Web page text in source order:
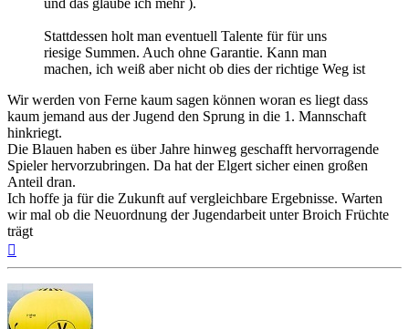
und das glaube ich mehr ).
Stattdessen holt man eventuell Talente für für uns
riesige Summen. Auch ohne Garantie. Kann man
machen, ich weiß aber nicht ob dies der richtige Weg ist
Wir werden von Ferne kaum sagen können woran es liegt dass
kaum jemand aus der Jugend den Sprung in die 1. Mannschaft
hinkriegt.
Die Blauen haben es über Jahre hinweg geschafft hervorragende
Spieler hervorzubringen. Da hat der Elgert sicher einen großen
Anteil dran.
Ich hoffe ja für die Zukunft auf vergleichbare Ergebnisse. Warten
wir mal ob die Neuordnung der Jugendarbeit unter Broich Früchte
trägt